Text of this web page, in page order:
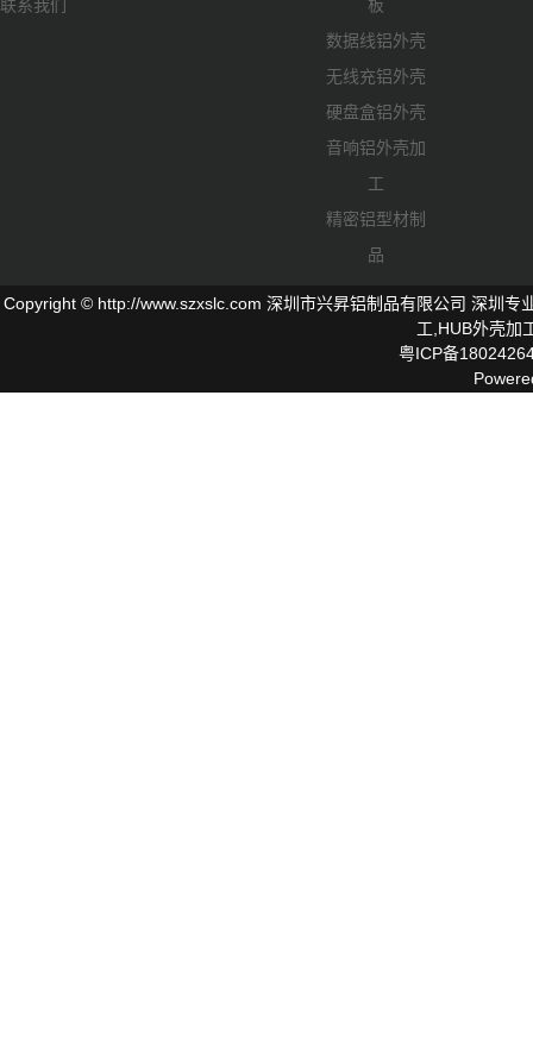
联系我们
板
数据线铝外壳
无线充铝外壳
硬盘盒铝外壳
音响铝外壳加
工
精密铝型材制
品
Copyright © http://www.szxslc.com 深圳市兴昇铝制品有限公司 深圳专
工, HUB外壳加
粤ICP备